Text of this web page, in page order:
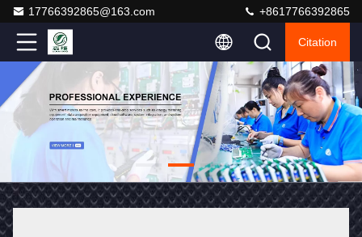
17766392865@163.com +8617766392865
Citation